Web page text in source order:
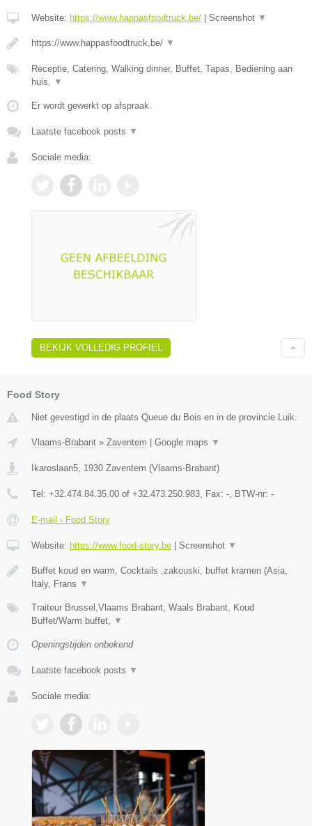
Website: https://www.happasfoodtruck.be/ Screenshot ▼
https://www.happasfoodtruck.be/ ▼
Receptie, Catering, Walking dinner, Buffet, Tapas, Bediening aan
huis, ▼
Er wordt gewerkt op afspraak.
Laatste facebook posts ▼
Sociale media:
BEKIJK VOLLEDIG PROFIEL
Food Story
Niet gevestigd in de plaats Queue du Bois en in de provincie Luik.
Vlaams-Brabant » Zaventem Google maps ▼
Ikaroslaan5 1930 Zaventem (Vlaams-Brabant)
Tel: +32.474.84.35.00 of +32.473.250.983 , Fax: - , BTW-nr: -
E-mail › Food Story
Website: https://www.food-story.be Screenshot ▼
Buffet koud en warm, Cocktails ,zakouski, buffet kramen (Asia,
Italy, Frans ▼
Traiteur Brussel,Vlaams Brabant, Waals Brabant, Koud
Buffet/Warm buffet,
▼
Openingstijden onbekend
Laatste facebook posts ▼
Sociale media: